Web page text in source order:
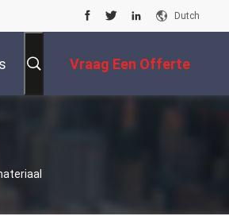
Dutch
Vraag Een Offerte